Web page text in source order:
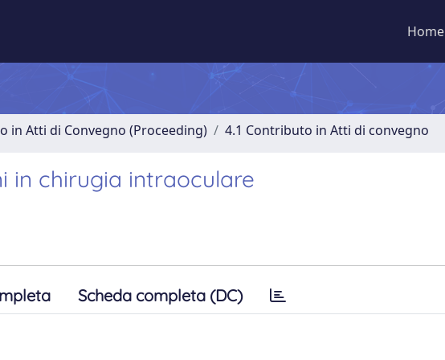
Home
in Atti di Convegno (Proceeding) 4.1 Contributo in Atti di convegno
in chirugia intraoculare
Scheda completa (DC)